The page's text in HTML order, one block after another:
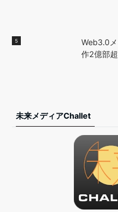
Web3.0
作2億部
未来メディアChallet